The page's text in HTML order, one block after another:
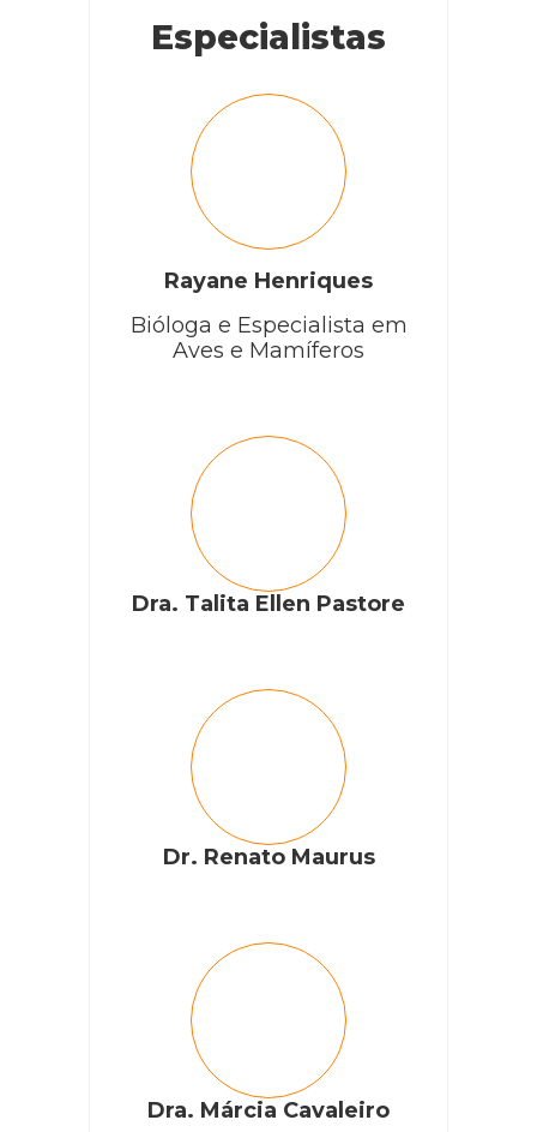
Especialistas
Rayane Henriques
Bióloga e Especialista em
Aves e Mamíferos
Dra. Talita Ellen Pastore
Dr. Renato Maurus
Dra. Márcia Cavaleiro